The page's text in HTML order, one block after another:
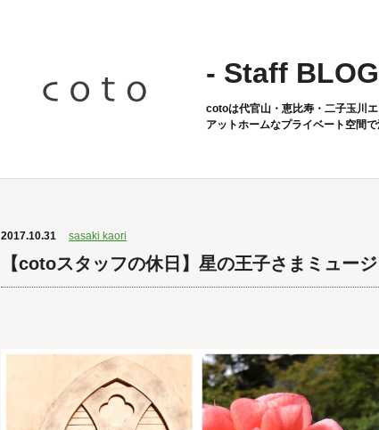
- Staff
cotoは代官山・恵比寿・二子玉川
アットホームなプライベート空間
2017.10.31 sasaki kaori
【cotoスタッフの休日】星の王子さまミュー